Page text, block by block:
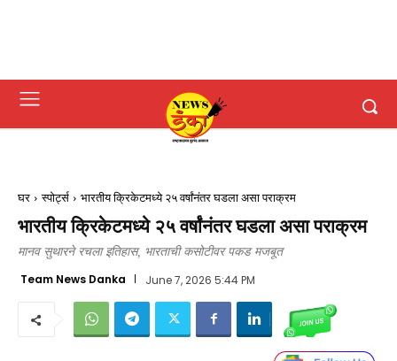
घर स्पोर्ट्स भारतीय क्रिकेटमध्ये २५ वर्षांनंतर घडला असा पराक्रम
भारतीय क्रिकेटमध्ये २५ वर्षांनंतर घडला असा पराक्रम
मानव सुथारने रचला इतिहास, भारताची कसोटीवर पकड मजबूत
Team News Danka June 7, 2026 5:44 PM